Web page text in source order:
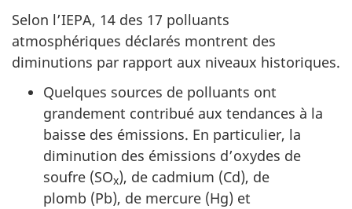
Selon l’IEPA, 14 des 17 polluants
atmosphériques déclarés montrent des
diminutions par rapport aux niveaux historiques.
Quelques sources de polluants ont
grandement contribué aux tendances à la
baisse des émissions. En particulier, la
diminution des émissions d’oxydes de
soufre (SOx), de cadmium (Cd), de
plomb (Pb), de mercure (Hg) et